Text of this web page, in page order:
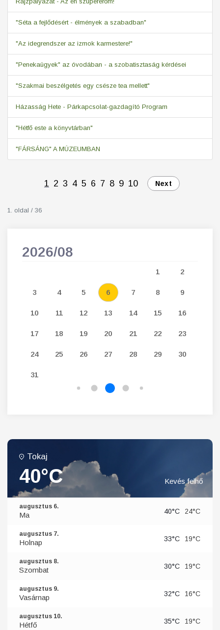
"Séta a fejlődésért - élmények a szabadban"
"Az idegrendszer az izmok karmestere!"
"Penekaügyek" az óvodában - a szobatisztaság kérdései
"Szakmai beszélgetés egy csésze tea mellett"
Házasság Hete - Párkapcsolat-gazdagító Program
"Hétfő este a könyvtárban"
"FÁRSÁNG" A MÚZEUMBAN
1 2 3 4 5 6 7 8 9 10 Next
1. oldal / 36
2026/08
1 2
3 4 5 6 7 8 9
10 11 12 13 14 15 16
17 18 19 20 21 22 23
24 25 26 27 28 29 30
31
Tokaj
40°C Kevés felhő
augusztus 6.
Ma 40°C 24°C
augusztus 7.
Holnap 33°C 19°C
augusztus 8.
Szombat 30°C 19°C
augusztus 9.
Vasárnap 32°C 16°C
augusztus 10.
Hétfő 35°C 19°C